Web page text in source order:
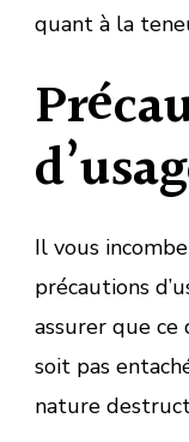
quant à la
Il vous
précautions
assurer que ce
soit pas
nature